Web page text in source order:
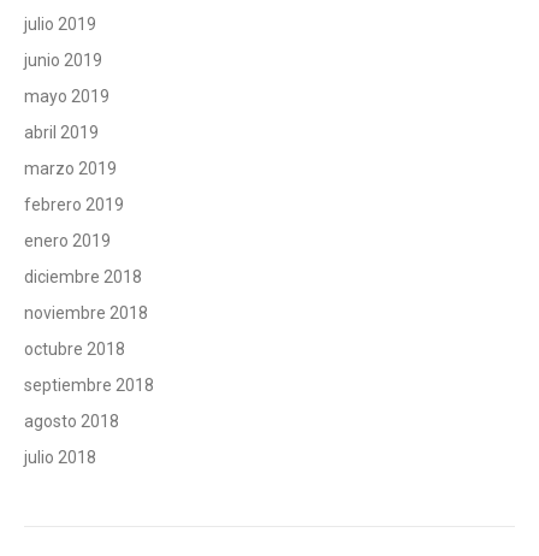
julio 2019
junio 2019
mayo 2019
abril 2019
marzo 2019
febrero 2019
enero 2019
diciembre 2018
noviembre 2018
octubre 2018
septiembre 2018
agosto 2018
julio 2018